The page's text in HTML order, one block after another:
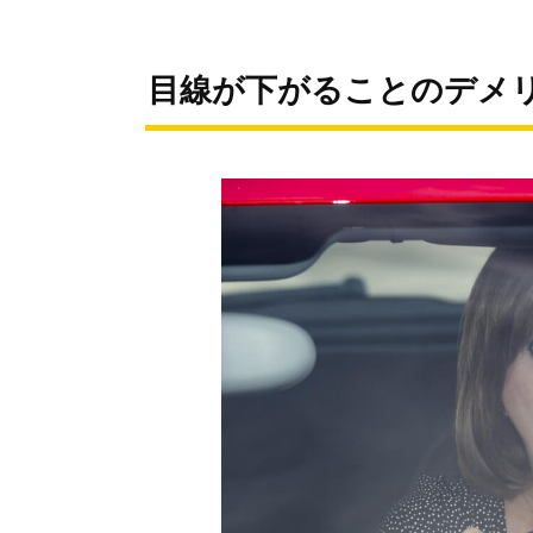
目線が下がることのデメ